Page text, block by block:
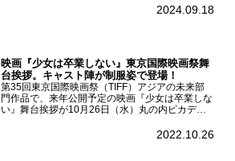
一ノ瀬美空、菅原咲月が都内にて開催された
2024.09.18
映画『少女は卒業しない』東京国際映画祭舞
台挨拶。キャスト陣が制服姿で登場！
第35回東京国際映画祭（TIFF）アジアの未来部
門作品で、来年公開予定の映画『少女は卒業しな
い』舞台挨拶が10月26日（水）丸の内ピカデリ
宮山莉渚、中井友望、監督の中川駿が登壇。映画
2022.10.26